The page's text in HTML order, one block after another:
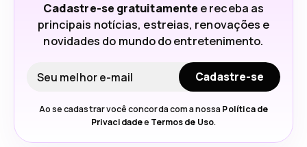
Cadastre-se gratuitamente e receba as
principais notícias, estreias, renovações e
novidades do mundo do entretenimento.
Seu e-mail
Cadastre-se
Ao se cadastrar você concorda com a nossa Política de
Privacidadee Termos de Uso.